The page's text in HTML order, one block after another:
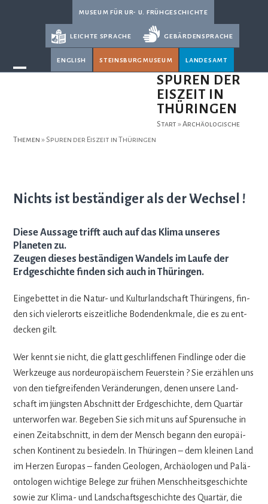
museum für ur- u. frühgeschichte
leichte sprache gebärdensprache
english steinsburgmuseum landesamt
SPUREN DER
EISZEIT IN
THÜRINGEN
Start »Archäologische
Themen »Spuren der Eiszeit in Thüringen
Nichts ist beständiger als der Wechsel !
Diese Aussage trifft auch auf das Klima unseres
Planeten zu.
Zeugen dieses beständigen Wandels im Laufe der
Erdgeschichte finden sich auch in Thüringen.
Ein­ge­bet­tet in die Natur- und Kul­tur­land­schaft Thü­rin­gens, fin­
den sich vie­ler­orts eis­zeit­li­che Boden­denk­male, die es zu ent­
de­cken gilt.
Wer kennt sie nicht, die glatt geschlif­fe­nen Find­linge oder die
Werk­zeuge aus nord­eu­ro­päi­schem Feu­er­stein ? Sie erzäh­len uns
von den tief­grei­fen­den Ver­än­de­run­gen, denen unsere Land­
schaft im jüngs­ten Abschnitt der Erd­ge­schichte, dem Quar­tär
unter­wor­fen war. Bege­ben Sie sich mit uns auf Spu­ren­su­che in
einen Zeit­ab­schnitt, in dem der Mensch begann den euro­päi­
schen Kon­ti­nent zu besie­deln. In Thü­rin­gen – dem klei­nen Land
im Her­zen Euro­pas – fan­den Geo­lo­gen, Archäo­lo­gen und Palä­
on­to­lo­gen wich­tige Belege zur frü­hen Mensch­heits­ge­schichte
sowie zur Klima- und Land­schafts­ge­schichte des Quar­tär, die